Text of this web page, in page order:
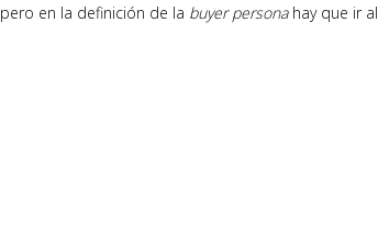
en la definición de la buyer personahay que ir al